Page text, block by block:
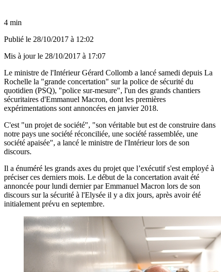
4 min
Publié le 28/10/2017 à 12:02
Mis à jour le 28/10/2017 à 17:07
Le ministre de l'Intérieur Gérard Collomb a lancé samedi depuis La
Rochelle la "grande concertation" sur la police de sécurité du
quotidien (PSQ), "police sur-mesure", l'un des grands chantiers
sécuritaires d'Emmanuel Macron, dont les premières
expérimentations sont annoncées en janvier 2018.
C'est "un projet de société", "son véritable but est de construire dans
notre pays une société réconciliée, une société rassemblée, une
société apaisée", a lancé le ministre de l'Intérieur lors de son
discours.
Il a énuméré les grands axes du projet que l’exécutif s'est employé à
préciser ces derniers mois. Le début de la concertation avait été
annoncée pour lundi dernier par Emmanuel Macron lors de son
discours sur la sécurité à l'Elysée il y a dix jours, après avoir été
initialement prévu en septembre.